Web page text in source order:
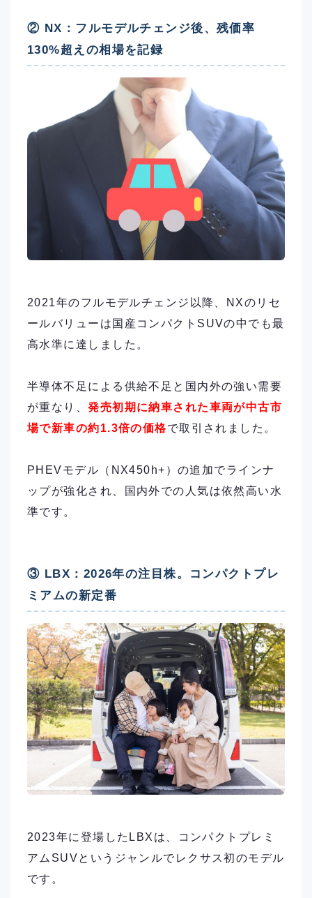
② NX：フルモデルチェンジ後、残価率
130%超えの相場を記録
2021年のフルモデルチェンジ以降、NXのリセ
ールバリューは国産コンパクトSUVの中でも最
高水準に達しました。
半導体不足による供給不足と国内外の強い需要
が重なり、発売初期に納車された車両が中古市
場で新車の約1.3倍の価格で取引されました。
PHEVモデル（NX450h+）の追加でラインナ
ップが強化され、国内外での人気は依然高い水
準です。
③ LBX：2026年の注目株。コンパクトプレ
ミアムの新定番
2023年に登場したLBXは、コンパクトプレミ
アムSUVというジャンルでレクサス初のモデル
です。